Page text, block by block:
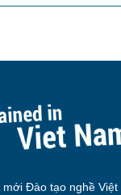
Đào tạo nghề Việt